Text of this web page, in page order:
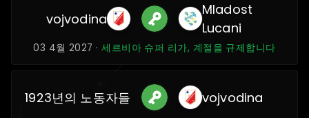
vojvodina
Mladost
Lucani
03 4월 2027 ·세르비아 슈퍼 리가, 계절을 규제합니다
1923년의 노동자들 vojvodina